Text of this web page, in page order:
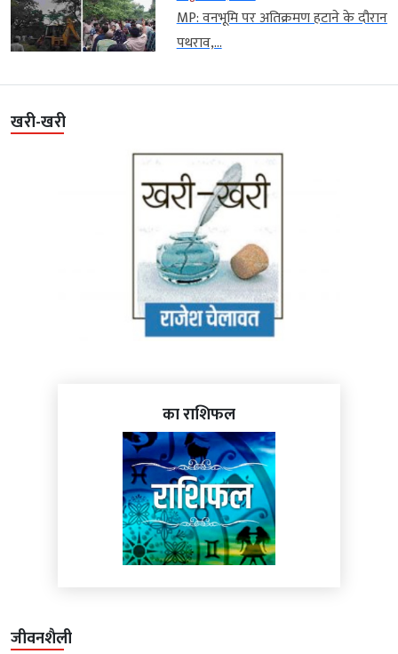
MP: वनभूमि पर अतिक्रमण हटाने के दौरान
पथराव,...
खरी-खरी
का राशिफल
जीवनशैली